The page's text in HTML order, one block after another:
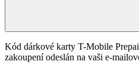
Kód dárkové karty T-Mobile
zakoupení odeslán na vaši e-